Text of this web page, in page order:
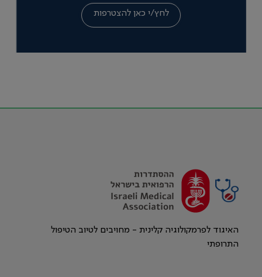
לחץ/י כאן להצטרפות
האיגוד לפרמקולוגיה קלינית - מחויבים לטיוב הטיפול
התרופתי